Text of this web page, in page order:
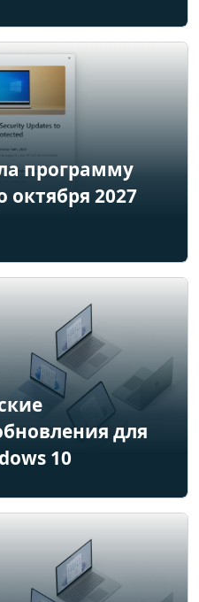
программу
октября 2027
для
10